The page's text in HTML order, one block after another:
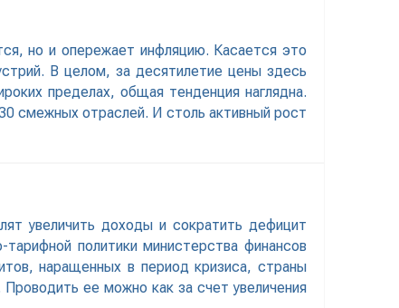
но и опережает инфляцию. Касается это
В целом, за десятилетие цены здесь
пределах, общая тенденция наглядна.
смежных отраслей. И столь активный рост
увеличить доходы и сократить дефицит
политики министерства финансов
наращенных в период кризиса, страны
ее можно как за счет увеличения